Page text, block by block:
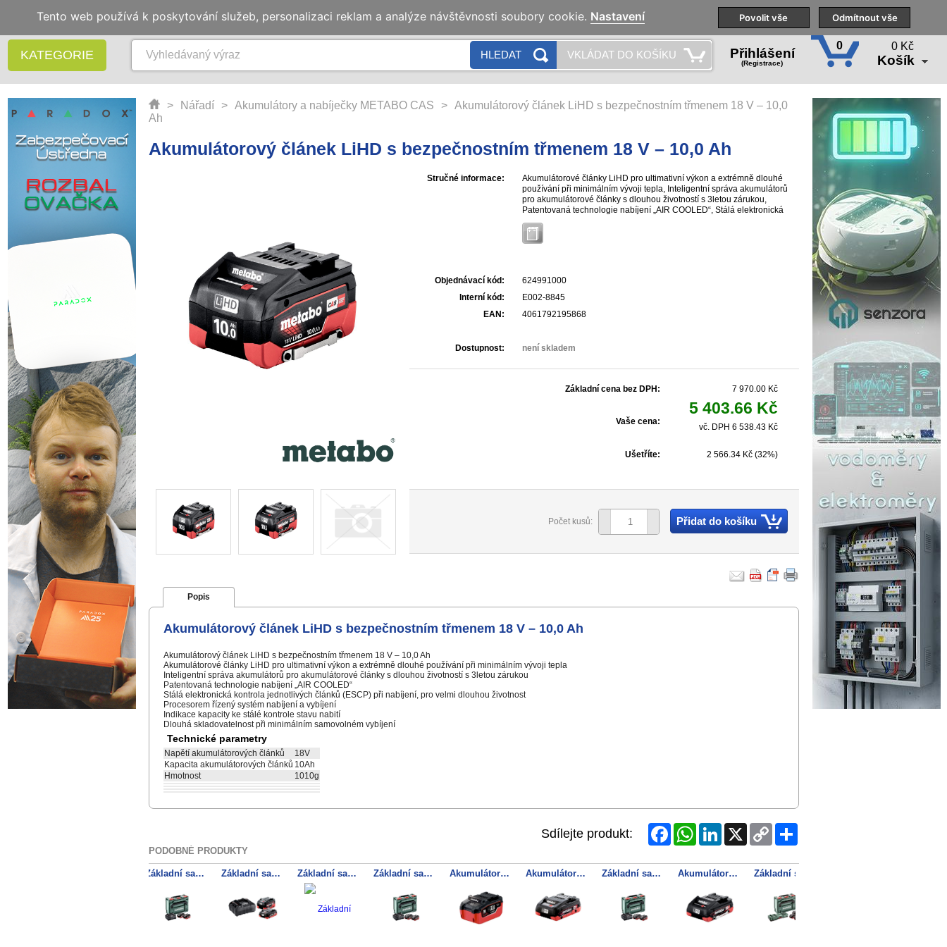
Naše pobočky Technická podpora Školení
KATEGORIE HLEDAT VKLÁDAT DO KOŠÍKU Přihlášení
(Registrace)
0 0 Kč
Košík
> Nářadí > Akumulátory a nabíječky METABO CAS >
Akumulátorový článek LiHD s bezpečnostním třmenem 18 V – 10,0
Ah
Akumulátorový článek LiHD s bezpečnostním třmenem 18 V – 10,0 Ah
Stručné informace:
Akumulátorové články LiHD pro ultimativní výkon a extrémně dlouhé
používání při minimálním vývoji tepla, Inteligentní správa akumulátorů
pro akumulátorové články s dlouhou životností s 3letou zárukou,
Patentovaná technologie nabíjení „AIR COOLED“, Stálá elektronická
kontrola jednotlivých článků (ESCP) při nabíjení, pro velmi dlouhou
životnost, Procesorem řízený systém nabíjení a vybíjení, Indikace
kapacity ke stálé kontrole stavu nabití, Dlouhá skladovatelnost při
Objednávací kód:
624991000
Interní kód:
E002-8845
EAN:
4061792195868
Dostupnost: není skladem
Základní cena bez DPH: 7 970.00 Kč
Vaše cena:
5 403.66 Kč
vč. DPH 6 538.43 Kč
Ušetříte: 2 566.34 Kč (32%)
Počet kusů: Přidat do košíku
Popis
Akumulátorový článek LiHD s bezpečnostním třmenem 18 V – 10,0 Ah
Akumulátorový článek LiHD s bezpečnostním třmenem 18 V – 10,0 Ah
Akumulátorové články LiHD pro ultimativní výkon a extrémně dlouhé používání při minimálním vývoji tepla
Inteligentní správa akumulátorů pro akumulátorové články s dlouhou životností s 3letou zárukou
Patentovaná technologie nabíjení „AIR COOLED“
Stálá elektronická kontrola jednotlivých článků (ESCP) při nabíjení, pro velmi dlouhou životnost
Procesorem řízený systém nabíjení a vybíjení
Indikace kapacity ke stálé kontrole stavu nabití
Dlouhá skladovatelnost při minimálním samovolném vybíjení
Technické parametry
Napětí akumulátorových článků
18V
Kapacita akumulátorových článků 10Ah
Hmotnost
1010g
Sdílejte produkt: FacebookWhatsAppLinkedIn
X
Copy
Link
Share
PODOBNÉ PRODUKTY
Základní sada 2× LiHD 8.0 Ah + metaBOX 145 + Rychlonabíječka ASC 145 Základní sada LiHD 1x 4,0 Ah + 1x 5,5 Ah Základní sada 3 x LiHD 4.0 Ah + Metaloc Základní sada 2x LiHD 10Ah + ASC 145 + metaBOX Akumulátorový článek LiHD 18 V – 5,5 Ah Akumulátorový článek LiHD 18 V – 4,0 Ah Základní sada 2 x LiHD 5,5 Ah + metaBOX 145 Akumulátorový článek LiHD s bezpečnostním třmenem 18 V – 4,0 Ah
Tento web používá k poskytování služeb, personalizaci reklam a analýze návštěvnosti soubory cookie. Nastavení Povolit vše Odmítnout vše